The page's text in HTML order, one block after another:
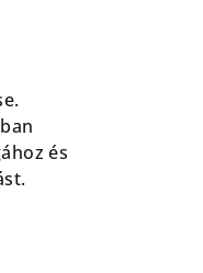
és